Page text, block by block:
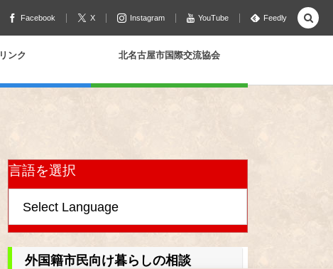
Facebook X Instagram YouTube Feedly
リンク 北名古屋市国際交流協会
言語を選択
外国籍市民向け暮らしの相談